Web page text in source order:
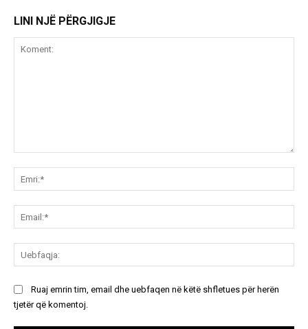
LINI NJË PËRGJIGJE
Ruaj emrin tim, email dhe uebfaqen në këtë shfletues për herën
tjetër që komentoj.